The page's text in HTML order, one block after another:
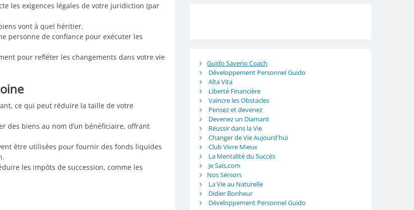
les exigences légales de votre juridiction (par
vont à quel héritier.
personne de confiance pour exécuter les
pour refléter les changements dans votre vie
ce qui peut réduire la taille de votre
des biens au nom d’un bénéficiaire, offrant
être utilisées pour fournir des fonds liquides
les impôts de succession, comme les
Guido Saverio Coach
Développement Personnel Guido
Alta Vita
Liberté Financière
Vaincre les Obstacles
Pensez et devenez
Devenez un Diamant
Réussir dans la Vie
Changer de Vie Aujourd'hui
Club Vivre Mieux
La Mentalité du Succès
Je Sais,com
Nos Séniors
La Vie au Naturelle
Didier Bonheur
Développement Personnel Guido